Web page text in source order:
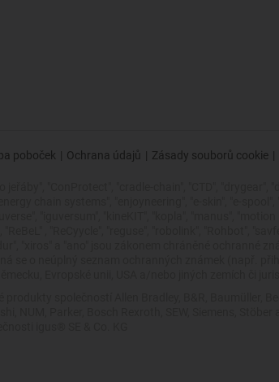
poboček | Ochrana údajů | Zásady souborů cookie |